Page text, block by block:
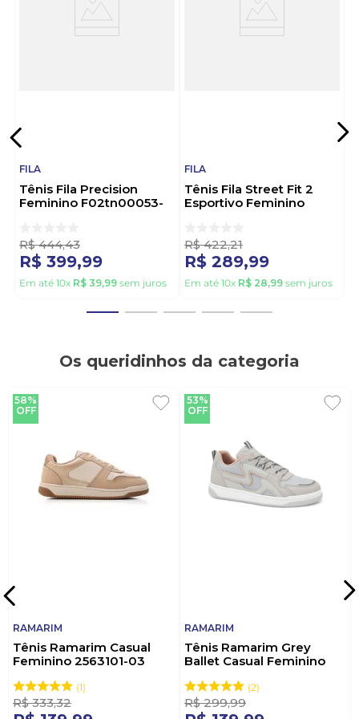
busca autenticidade e conforto. Fila — estilo que
atravessa gerações.
FILA
Tênis Fila Precision
Feminino F02tn00053-
R$ 444,43
R$ 399,99
Em até 10x R$ 39,99 sem juros
FILA
Tênis Fila Street Fit 2
Esportivo Feminino
R$ 422,21
R$ 289,99
Em até 10x R$ 28,99 sem juros
Os queridinhos da categoria
58%
OFF
RAMARIM
Tênis Ramarim Casual
Feminino 2563101-03
1
R$ 333,32
53%
OFF
RAMARIM
Tênis Ramarim Grey
Ballet Casual Feminino
2
R$ 299,99